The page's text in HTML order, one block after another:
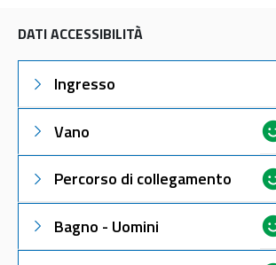
DATI ACCESSIBILITÀ
Ingresso
Vano
Percorso di collegamento
Bagno - Uomini